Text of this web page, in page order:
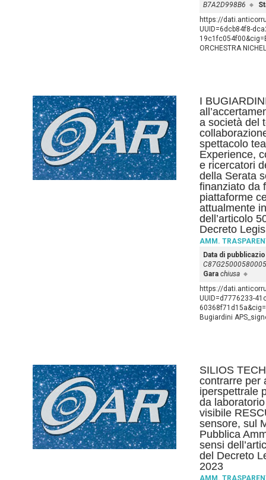
B7A2D998B6
https://
UUID=6dcb84f8-
ORCHESTRA
I
a società del
spettacolo
Experience,
e ricercatori
della Serata
finanziato da
piattaforme
attualmente
dell’articolo
Decreto
AMM.
Data di
C87G25000580005
Gara chiusa
https://
UUID=d7776233-
Bugiardini
SILIOS
contrarre per
iperspettrale
da
visibile
sensore, sul
Pubblica
sensi
del Decreto
2023
AMM.